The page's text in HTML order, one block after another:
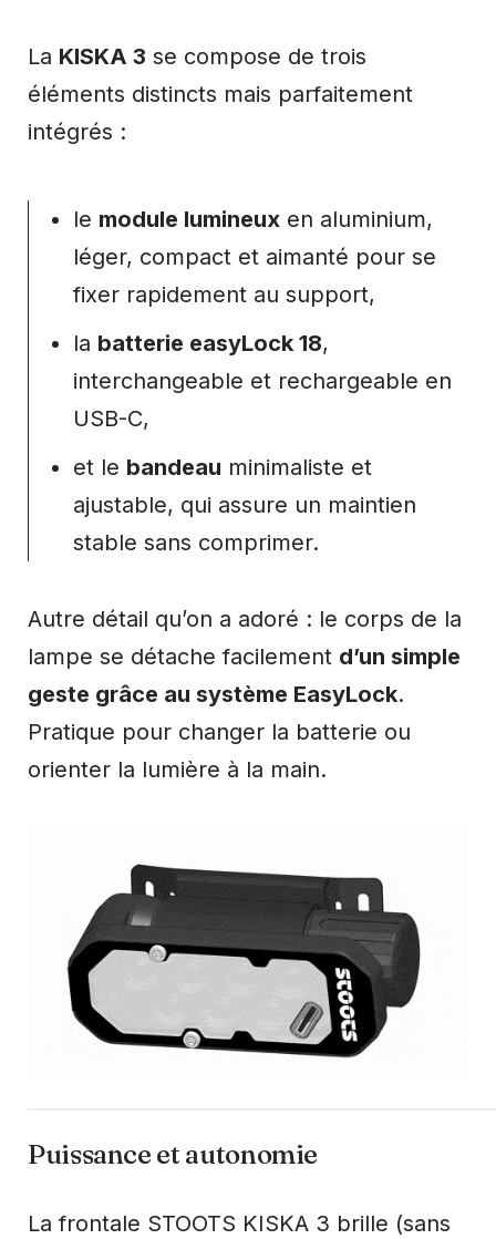
La KISKA 3 se compose de trois
éléments distincts mais parfaitement
intégrés :
le module lumineux en aluminium,
léger, compact et aimanté pour se
fixer rapidement au support,
la batterie easyLock 18,
interchangeable et rechargeable en
USB-C,
et le bandeau minimaliste et
ajustable, qui assure un maintien
stable sans comprimer.
Autre détail qu’on a adoré : le corps de la
lampe se détache facilement d’un simple
geste grâce au système EasyLock.
Pratique pour changer la batterie ou
orienter la lumière à la main.
Puissance et autonomie
La frontale STOOTS KISKA 3 brille (sans